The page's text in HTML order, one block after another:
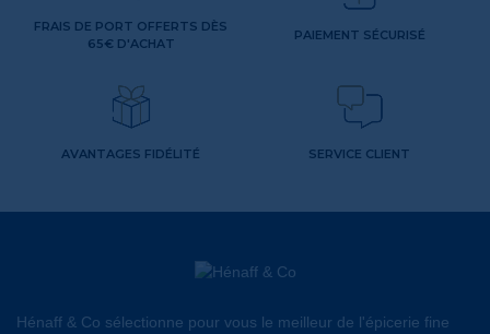
FRAIS DE PORT OFFERTS DÈS
65€ D'ACHAT
PAIEMENT SÉCURISÉ
AVANTAGES FIDÉLITÉ SERVICE CLIENT
Hénaff & Co sélectionne pour vous le meilleur de l'épicerie fine